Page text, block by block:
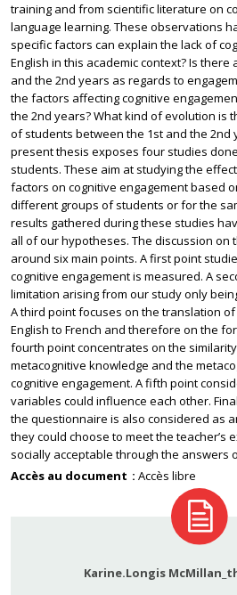
training and from scientific literature on
language learning. These observations
specific factors can explain the lack of
English in this academic context? Is
and the 2nd years as regards to
the factors affecting cognitive
the 2nd years? What kind of evolution is
of students between the 1st and the 2nd
present thesis exposes four studies done
students. These aim at studying the
factors on cognitive engagement based
different groups of students or for the
results gathered during these studies
all of our hypotheses. The discussion on
around six main points. A first point
cognitive engagement is measured. A
limitation arising from our study only
A third point focuses on the translation
English to French and therefore on the
fourth point concentrates on the
metacognitive knowledge and the
cognitive engagement. A fifth point
variables could influence each other.
the questionnaire is also considered as
they could choose to meet the teacher’s
socially acceptable through the answers
Accès au document
Accès libre
Karine.Longis